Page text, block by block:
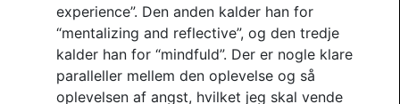
experience”. Den anden kalder han for
“mentalizing and reflective”, og den tredje
kalder han for “mindfuld”. Der er nogle klare
paralleller mellem den oplevelse og så
oplevelsen af angst, hvilket jeg skal vende